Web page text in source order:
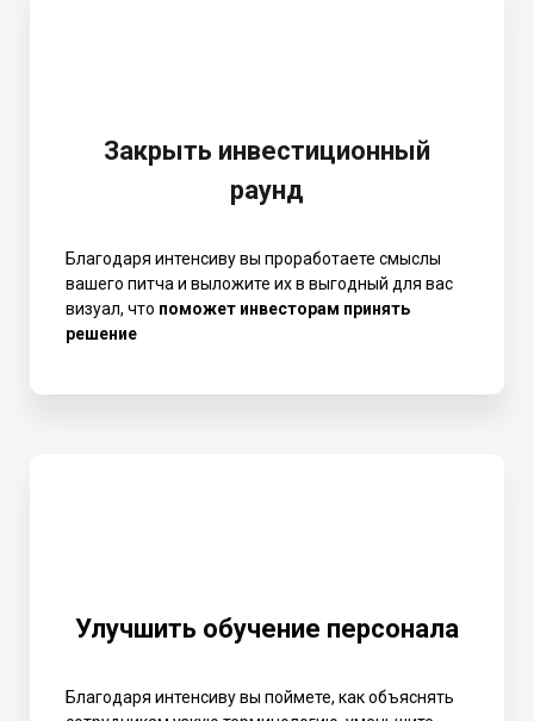
Закрыть инвестиционный
раунд
Благодаря интенсиву вы проработаете смыслы
вашего питча и выложите их в выгодный для вас
визуал, что поможет инвесторам принять
решение
Улучшить обучение персонала
Благодаря интенсиву вы поймете, как объяснять